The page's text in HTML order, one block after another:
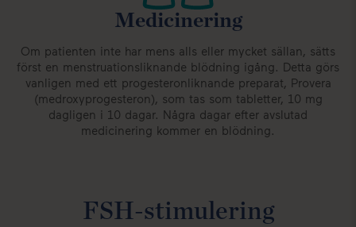
Medicinering
Om patienten inte har mens alls eller mycket sällan, sätts
först en menstruationsliknande blödning igång. Detta görs
vanligen med ett progesteronliknande preparat, Provera
(medroxyprogesteron), som tas som tabletter, 10 mg
dagligen i 10 dagar. Några dagar efter avslutad
medicinering kommer en blödning.
FSH-stimulering